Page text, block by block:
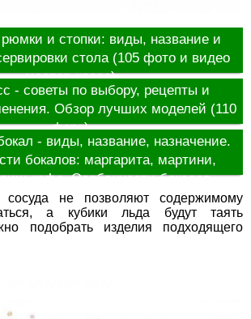
и стопки: виды, название и
стола (105 фото и видео
мастер-класс)
- советы по выбору, рецепты и
Обзор лучших моделей (110
фото)
- виды, название, назначение.
бокалов: маргарита, мартини,
кофе. Особенности бокалов
сосуда не позволяют содержимому
а кубики льда будут таять
подобрать изделия подходящего